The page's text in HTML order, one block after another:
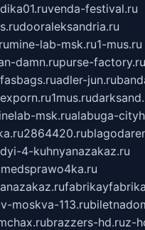
venda-festival.ru
dooraleksandria.ru
mine-lab-msk.ru1-mus.ru
damn.rupurse-factory.ru
fasbags.ruadler-jun.ru
1mus.ru
msk.rualabuga-
2864420.ru
4-kuhnyanazakaz.ru
medsprawo4ka.ru
moskva-113.ru
brazzers-hd.ruz-